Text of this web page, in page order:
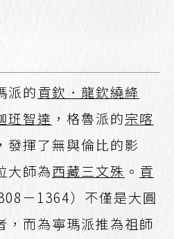
派的貢欽．龍欽繞絳
班智達 ，格魯派的宗喀
發揮了無與倫比的影
大師為西藏三文殊 。 貢
－1364）不僅是大圓
，而為寧瑪派推為祖師